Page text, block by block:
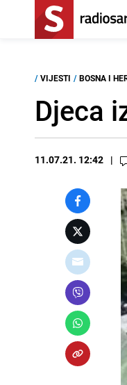
/ VIJESTI / BOSNA I
Djeca
11.07.21. 12:42